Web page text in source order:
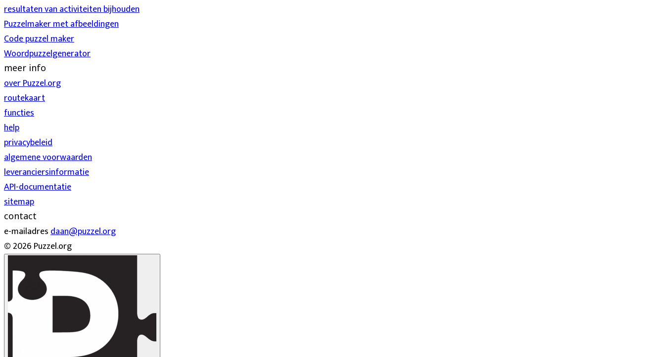
resultaten van activiteiten bijhouden
Puzzelmaker met afbeeldingen
Code puzzel maker
Woordpuzzelgenerator
meer info
over Puzzel.org
routekaart
functies
help
privacybeleid
algemene voorwaarden
leveranciersinformatie
API-documentatie
sitemap
contact
e-mailadresdaan@puzzel.org
© 2026 Puzzel.org